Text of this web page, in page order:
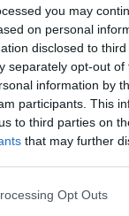
you may
on personal
disclosed to
separately opt-out of
information by
participants. This
to third parties on
that may further
app uses one
Opt Outs
hétvégéjén
vajon
össze a
egy